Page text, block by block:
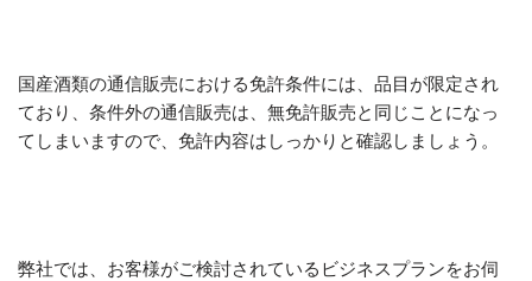
国産酒類の通信販売における免許条件には、品目が限定され
ており、条件外の通信販売は、無免許販売と同じことになっ
てしまいますので、免許内容はしっかりと確認しましょう。
弊社では、お客様がご検討されているビジネスプランをお伺